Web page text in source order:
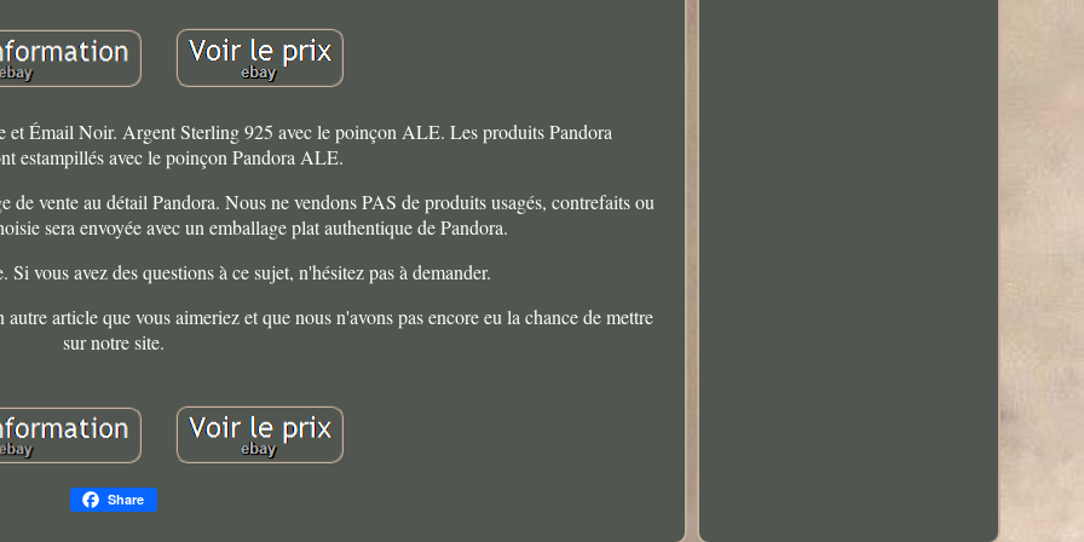
Émail Noir. Argent Sterling 925 avec le poinçon ALE. Les produits Pandora
estampillés avec le poinçon Pandora ALE.
de vente au détail Pandora. Nous ne vendons PAS de produits usagés, contrefaits ou
sera envoyée avec un emballage plat authentique de Pandora.
vous avez des questions à ce sujet, n'hésitez pas à demander.
article que vous aimeriez et que nous n'avons pas encore eu la chance de mettre
sur notre site.
Share